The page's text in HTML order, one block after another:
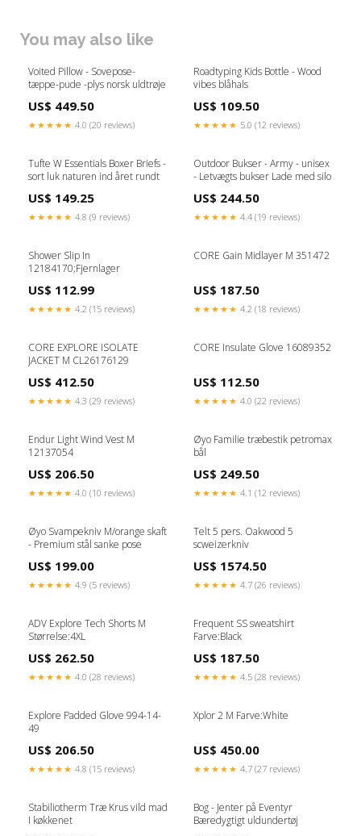
You may also like
Voited Pillow - Sovepose-
tæppe-pude -plys norsk uldtrøje
US$ 449.50
★★★★★ 4.0 (20 reviews)
Roadtyping Kids Bottle - Wood
vibes blåhals
US$ 109.50
★★★★★ 5.0 (12 reviews)
Tufte W Essentials Boxer Briefs -
sort luk naturen ind året rundt
US$ 149.25
★★★★★ 4.8 (9 reviews)
Outdoor Bukser - Army - unisex
- Letvægts bukser Lade med silo
US$ 244.50
★★★★★ 4.4 (19 reviews)
Shower Slip In
12184170;Fjernlager
US$ 112.99
★★★★★ 4.2 (15 reviews)
CORE Gain Midlayer M 351472
US$ 187.50
★★★★★ 4.2 (18 reviews)
CORE EXPLORE ISOLATE
JACKET M CL26176129
US$ 412.50
★★★★★ 4.3 (29 reviews)
CORE Insulate Glove 16089352
US$ 112.50
★★★★★ 4.0 (22 reviews)
Endur Light Wind Vest M
12137054
US$ 206.50
★★★★★ 4.0 (10 reviews)
Øyo Familie træbestik petromax
bål
US$ 249.50
★★★★★ 4.1 (12 reviews)
Øyo Svampekniv M/orange skaft
- Premium stål sanke pose
US$ 199.00
★★★★★ 4.9 (5 reviews)
Telt 5 pers. Oakwood 5
scweizerkniv
US$ 1574.50
★★★★★ 4.7 (26 reviews)
ADV Explore Tech Shorts M
Størrelse:4XL
US$ 262.50
★★★★★ 4.0 (28 reviews)
Frequent SS sweatshirt
Farve:Black
US$ 187.50
★★★★★ 4.5 (28 reviews)
Explore Padded Glove 994-14-
49
US$ 206.50
★★★★★ 4.8 (15 reviews)
Xplor 2 M Farve:White
US$ 450.00
★★★★★ 4.7 (27 reviews)
Stabiliotherm Træ Krus vild mad
I køkkenet
Bog - Jenter på Eventyr
Bæredygtigt uldundertøj